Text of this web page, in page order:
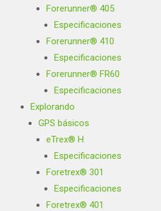
Forerunner® 405
Especificaciones
Forerunner® 410
Especificaciones
Forerunner® FR60
Especificaciones
Explorando
GPS básicos
eTrex® H
Especificaciones
Foretrex® 301
Especificaciones
Foretrex® 401